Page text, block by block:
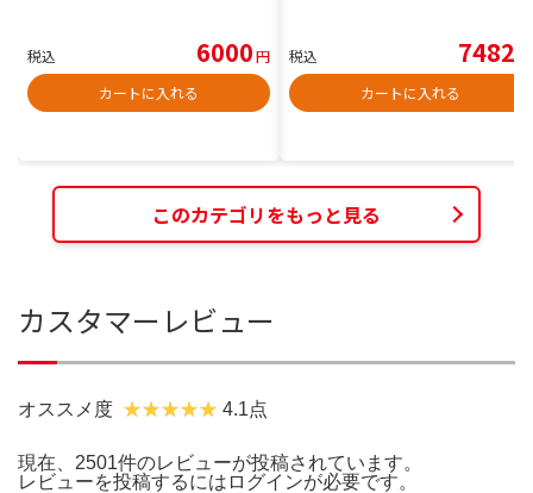
税込 6000円
カートに入れる
税込 7482
カートに入れる
このカテゴリをもっと見る
カスタマーレビュー
オススメ度 4.1点
現在、2501件のレビューが投稿されています。
レビューを投稿するには ログインが必要です。